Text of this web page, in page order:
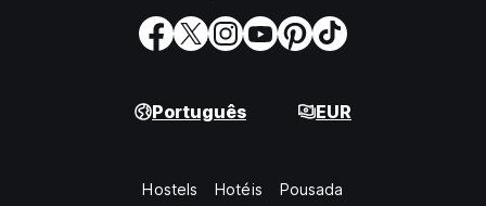
Português EUR
Hostels Hotéis Pousada